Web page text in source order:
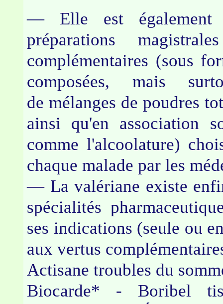
— Elle est également
préparations
complémentaires (sous
composées, mais
de mélanges de poudres
ainsi qu'en association
comme l'alcoolature)
chaque malade par les
— La valériane existe
spécialités
ses indications (seule ou
aux vertus
Actisane troubles du
Biocarde* - Boribel